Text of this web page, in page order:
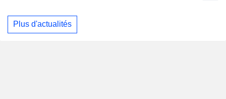
Plus d'actualités